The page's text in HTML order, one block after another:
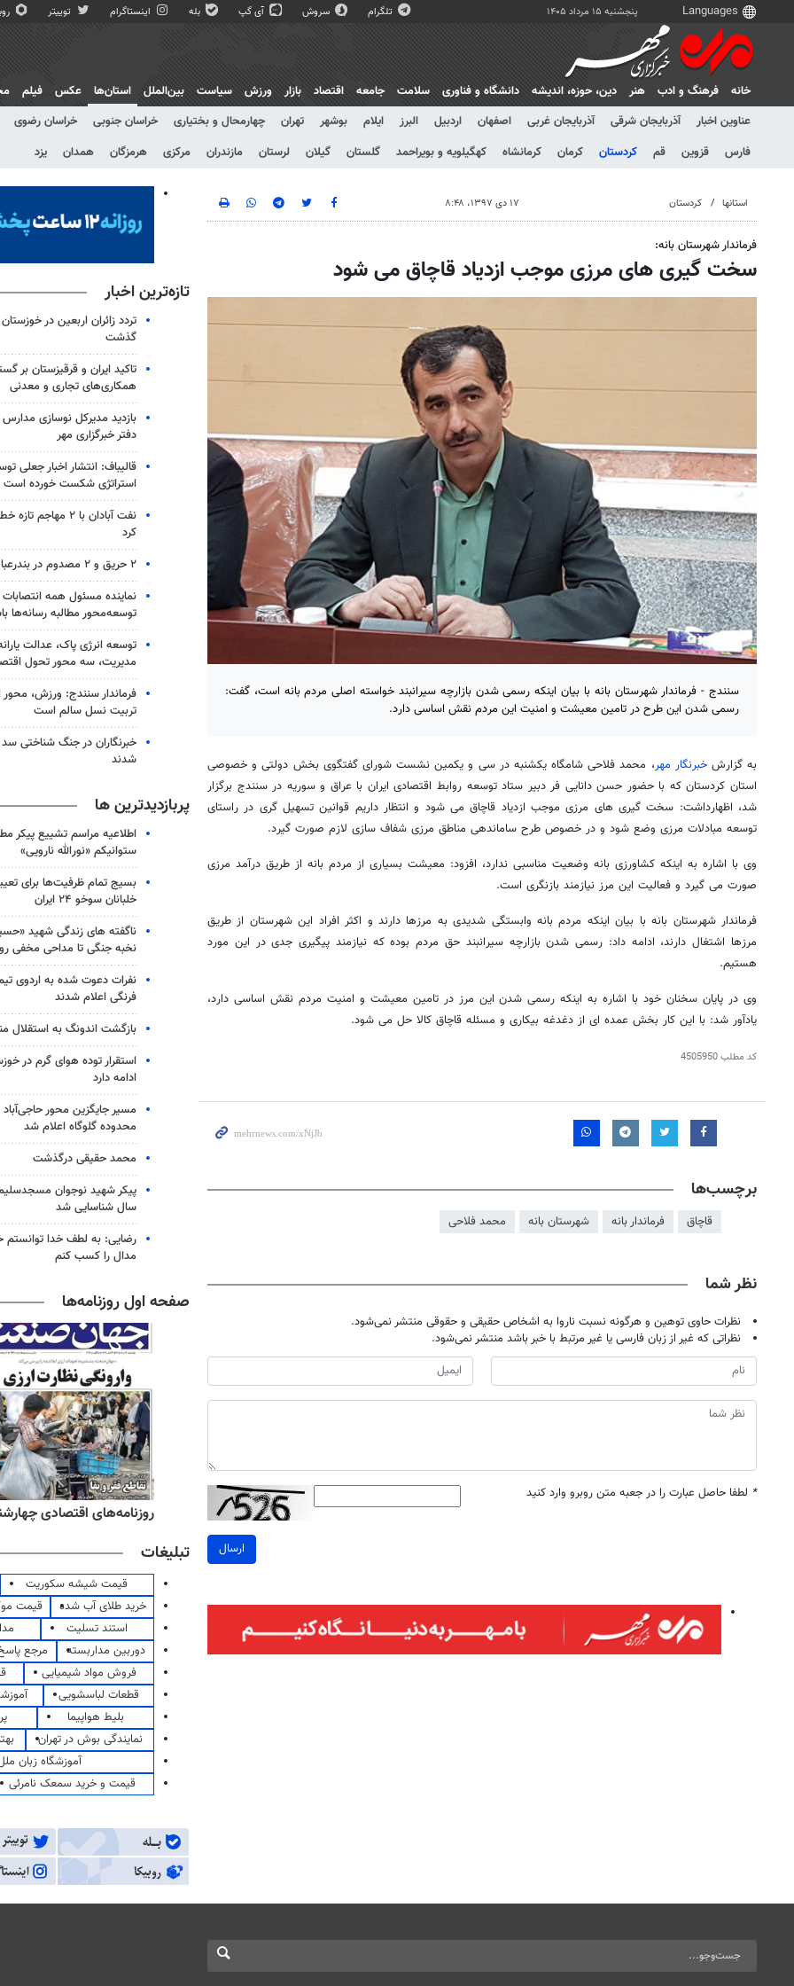
پنجشنبه ۱۵ مرداد ۱۴۰۵ تلگرام سروش آی گپ بله اینستاگرام توییتر
خانه فرهنگ و ادب هنر دين، حوزه، انديشه دانشگاه و فناوری سلامت جامعه اقتصاد بازار ورزش سیاست بین‌الملل
استان‌ها
عناوین اخبار
آذربایجان شرقی آذربایجان غربی اصفهان اردبیل البرز ایلام بوشهر تهران چهارمحال و بختیاری خراسان جنوبی خراسان رضوی
فارس
قزوین قم کردستان کرمان کرمانشاه کهگیلویه و بویراحمد گلستان گیلان لرستان مازندران مرکزی هرمزگان همدان یزد
عکس فیلم
استانها کردستان ۱۷ دی ۱۳۹۷، ۸:۴۸
فرماندار شهرستان بانه:
سخت گیری های مرزی موجب ازدیاد قاچاق می شود
سنندج - فرماندار شهرستان بانه با بیان اینکه رسمی شدن بازارچه سیرانبند خواسته اصلی مردم بانه است، گفت:
رسمی شدن این طرح در تامین معیشت و امنیت این مردم نقش اساسی دارد.
به گزارشخبرنگار مهر، محمد فلاحی شامگاه یکشنبه در سی و یکمین نشست شورای گفتگوی بخش دولتی و خصوصی
استان کردستان که با حضور حسن دانایی فر دبیر ستاد توسعه روابط اقتصادی ایران با عراق و سوریه در سنندج برگزار
شد، اظهارداشت: سخت گیری های مرزی موجب ازدیاد قاچاق می شود و انتظار داریم قوانین تسهیل گری در راستای
توسعه مبادلات مرزی وضع شود و در خصوص طرح ساماندهی مناطق مرزی شفاف سازی لازم صورت گیرد.
وی با اشاره به اینکه کشاورزی بانه وضعیت مناسبی ندارد، افزود: معیشت بسیاری از مردم بانه از طریق درآمد مرزی
صورت می گیرد و فعالیت این مرز نیازمند بازنگری است.
فرماندار شهرستان بانه با بیان اینکه مردم بانه وابستگی شدیدی به مرزها دارند و اکثر افراد این شهرستان از طریق
مرزها اشتغال دارند، ادامه داد: رسمی شدن بازارچه سیرانبند حق مردم بوده که نیازمند پیگیری جدی در این مورد
هستیم.
وی در پایان سخنان خود با اشاره به اینکه رسمی شدن این مرز در تامین معیشت و امنیت مردم نقش اساسی دارد،
یادآور شد: با این کار بخش عمده ای از دغدغه بیکاری و مسئله قاچاق کالا حل می شود.
کد مطلب4505950
برچسب‌ها
قاچاق فرماندار بانه شهرستان بانه محمد فلاحی
نظر شما
نظرات حاوی توهین و هرگونه نسبت ناروا به اشخاص حقیقی و حقوقی منتشر نمی‌شود.
نظراتی که غیر از زبان فارسی یا غیر مرتبط با خبر باشد منتشر نمی‌شود.
* لطفا حاصل عبارت را در جعبه متن روبرو وارد کنید
ارسال
تازه‌ترین اخبار
گذشت
تاکید ایران و قرقیزستان بر
همکاری‌های تجاری و معدنی
بازدید مدیرکل نوسازی مدارس
دفتر خبرگزاری مهر
قالیباف: انتشار اخبار جعلی
استراتژی شکست خورده است
نفت آبادان با ۲
کرد
۲ حریق و ۲ مصدوم در بندرعباس
نماینده مسئول همه
توسعه‌محور مطالبه رسانه‌ها
توسعه انرژی پاک، عدالت
مدیریت، سه محور تحول
فرماندار سنندج: ورزش،
تربیت نسل سالم است
خبرنگاران در جنگ شناختی
شدند
پربازدیدترین ها
اطلاعیه مراسم تشییع پیکر
ستوانیکم «نورالله نارویی»
بسیج تمام ظرفیت‌ها برای
خلبانان سوخو ۲۴ ایران
ناگفته های زندگی شهید
نخبه جنگی تا مداحی مخفی
نفرات دعوت شده به اردوی
فرنگی اعلام شدند
بازگشت اندونگ به استقلال
استقرار توده هوای گرم در
ادامه دارد
مسیر جایگزین محور
محدوده گلوگاه اعلام شد
محمد حقیقی درگذشت
سال شناسایی شد
رضایی: به لطف خدا توانستم
مدال را کسب کنم
صفحه اول روزنامه‌ها
روزنامه‌های صبح چهارشنبه ۱۴ مرداد ۱۴۰۵ روزنامه‌های اقتصادی چهارشنبه ۱۴ مرداد
تبلیغات
قیمت شیشه سکوریت
خرید طلای آب شده
قیمت
استند تسلیت
دوربین مداربسته
مرجع
فروش مواد شیمیایی
قطعات لباسشویی
بلیط هواپیما
نمایندگی بوش در تهران
آموزشگاه زبان
قیمت و خرید سمعک نامرئی